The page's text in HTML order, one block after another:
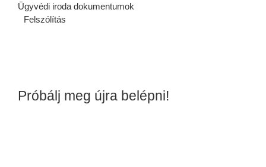
Próbálj meg újra belépni!
Ügyvédi iroda dokumentumok
Felszólítás